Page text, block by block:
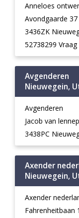
Anneloes
Avondgaarde
3436ZK
52738299 Vraag
Avgenderen
Nieuwegein,
Avgenderen
Jacob van
3438PC
Axender
Nieuwegein,
Axender
Fahrenheitbaan